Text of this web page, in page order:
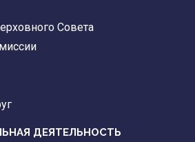
Совета
ДЕЯТЕЛЬНОСТЬ